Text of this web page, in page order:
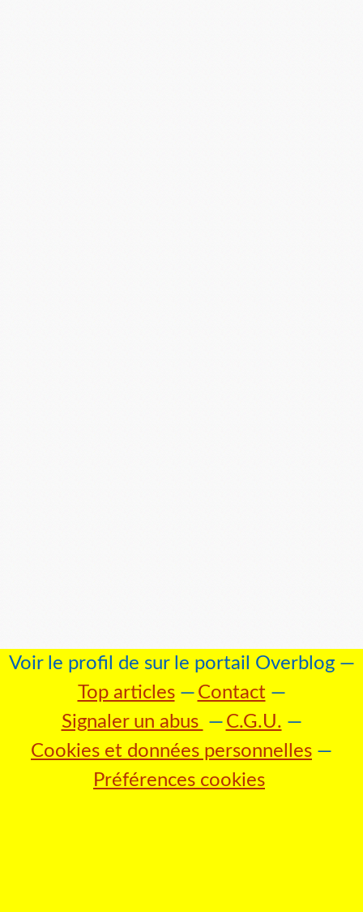
Voir le profil de sur le portail Overblog
Top articles
Contact
Signaler un abus
C.G.U.
Cookies et données personnelles
Préférences cookies